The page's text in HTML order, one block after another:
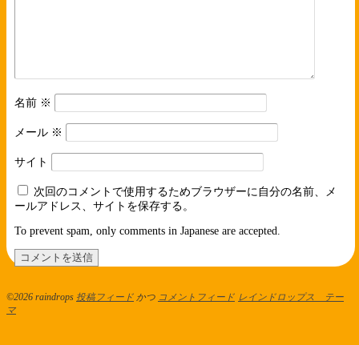
名前 ※
メール ※
サイト
次回のコメントで使用するためブラウザーに自分の名前、メ
ールアドレス、サイトを保存する。
To prevent spam, only comments in Japanese are accepted.
©2026 raindrops 投稿フィード かつ コメントフィード レインドロップス テー
マ